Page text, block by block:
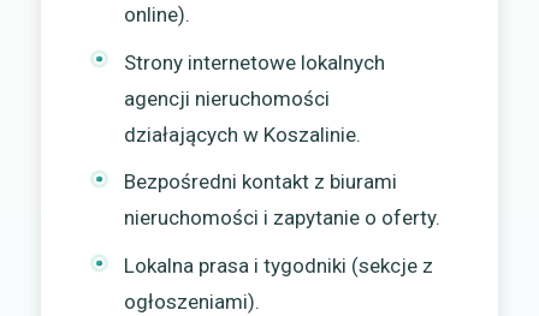
online).
Strony internetowe lokalnych
agencji nieruchomości
działających w Koszalinie.
Bezpośredni kontakt z biurami
nieruchomości i zapytanie o oferty.
Lokalna prasa i tygodniki (sekcje z
ogłoszeniami).